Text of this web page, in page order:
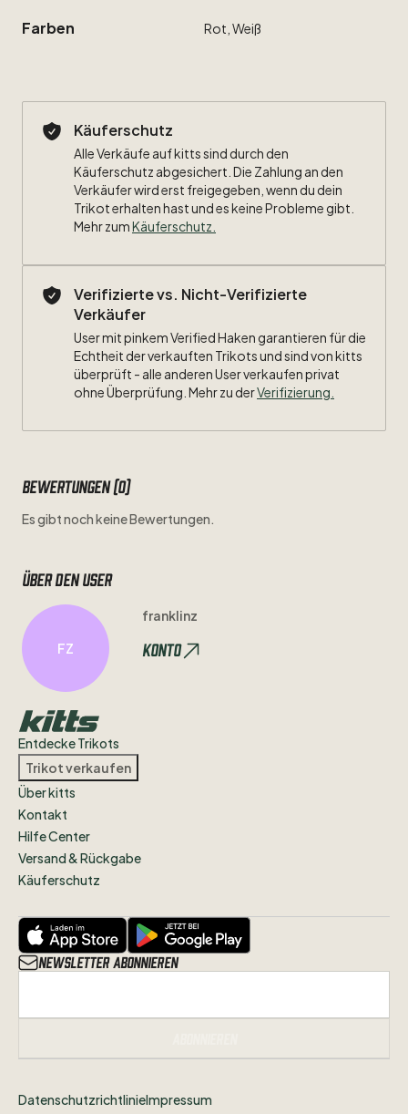
Farben Rot, Weiß
Käuferschutz
Alle Verkäufe auf kitts sind durch den
Käuferschutz abgesichert. Die Zahlung an den
Verkäufer wird erst freigegeben, wenn du dein
Trikot erhalten hast und es keine Probleme gibt.
Mehr zumKäuferschutz
Verifizierte vs. Nicht-Verifizierte
Verkäufer
User mit pinkem Verified Haken garantieren für die
Echtheit der verkauften Trikots und sind von kitts
überprüft - alle anderen User verkaufen privat
ohne Überprüfung. Mehr zu derVerifizierung.
Bewertungen (0)
Es gibt noch keine Bewertungen.
Über den user
FZ
franklinz
Konto
Entdecke Trikots
Trikot verkaufen
Über kitts
Kontakt
Hilfe Center
Versand & Rückgabe
Käuferschutz
Newsletter abonnieren
DatenschutzrichtlinieImpressum